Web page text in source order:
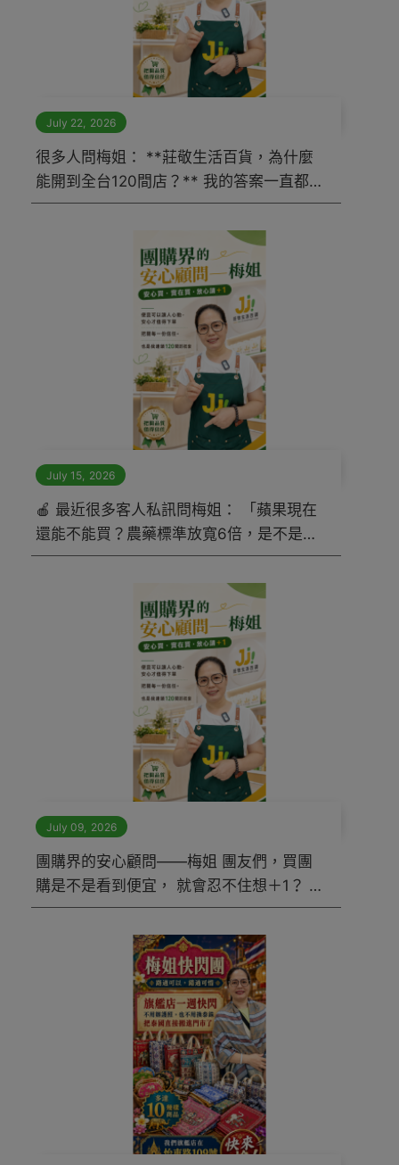
July 22, 2026
很多人問梅姐： **莊敬生活百貨，為什麼
能開到全台120間店？** 我的答案一直都是
—— **因為我們賣的，不只是商品，而是
July 15 2026
🍎 最近很多客人私訊問梅姐： 「蘋果現在
還能不能買？農藥標準放寬6倍，是不是變
危險了？」
July 09, 2026
團購界的安心顧問——梅姐 團友們，買團
購是不是看到便宜， 就會忍不住想＋1？ 但
梅姐想提醒大家： 便宜可以讓人心動， 安
心才值得下單。